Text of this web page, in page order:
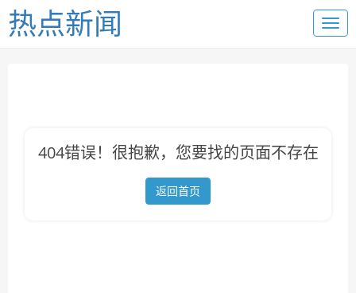
热点新闻
404错误！很抱歉，您要找的页面不存在
返回首页